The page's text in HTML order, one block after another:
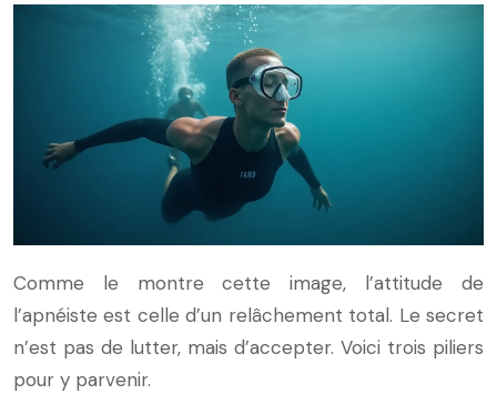
Comme le montre cette image, l’attitude de
l’apnéiste est celle d’un relâchement total. Le secret
n’est pas de lutter, mais d’accepter. Voici trois piliers
pour y parvenir.